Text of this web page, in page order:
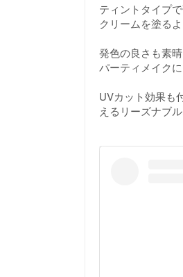
ティントタイプ
クリームを塗る
発色の良さも素
パーティメイク
UVカット効果も
えるリーズナブ